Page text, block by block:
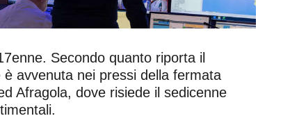
Secondo quanto riporta il
è avvenuta nei pressi della fermata
Afragola, dove risiede il sedicenne